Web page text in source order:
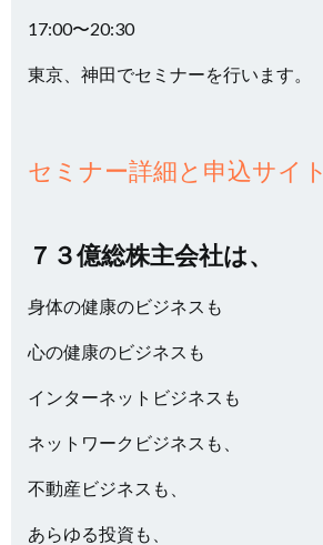
17:00〜20:30
東京、神田でセミナーを行います。
セミナー詳細と申込サイト
７３億総株主会社は、
身体の健康のビジネスも
心の健康のビジネスも
インターネットビジネスも
ネットワークビジネスも、
不動産ビジネスも、
あらゆる投資も、